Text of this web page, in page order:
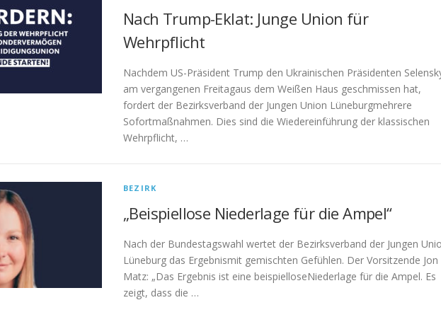
Nach Trump-Eklat: Junge Union für
Wehrpflicht
Nachdem US-Präsident Trump den Ukrainischen Präsidenten
am vergangenen Freitagaus dem Weißen Haus geschmissen hat,
fordert der Bezirksverband der Jungen Union Lüneburgmehrere
Sofortmaßnahmen. Dies sind die Wiedereinführung der klassischen
Wehrpflicht, …
BEZIRK
„Beispiellose Niederlage für die Ampel“
Nach der Bundestagswahl wertet der Bezirksverband der Jungen
Lüneburg das Ergebnismit gemischten Gefühlen. Der Vorsitzende Jon
Matz: „Das Ergebnis ist eine beispielloseNiederlage für die Ampel. Es
zeigt, dass die …